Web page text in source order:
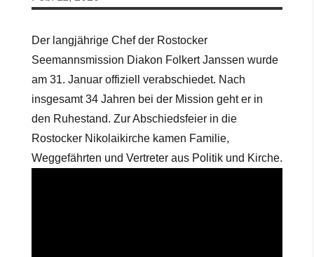
Der langjährige Chef der Rostocker
Seemannsmission Diakon Folkert Janssen wurde
am 31. Januar offiziell verabschiedet. Nach
insgesamt 34 Jahren bei der Mission geht er in
den Ruhestand. Zur Abschiedsfeier in die
Rostocker Nikolaikirche kamen Familie,
Weggefährten und Vertreter aus Politik und Kirche.